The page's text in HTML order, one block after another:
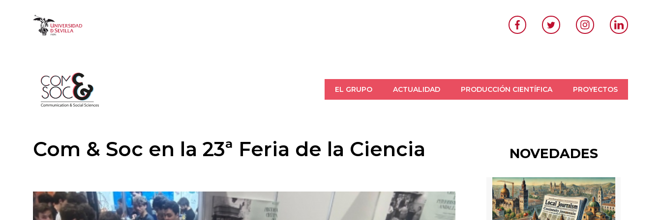
Image
EL GRUPO
Líneas
de
investigación
Visión
Valores
ACTUALIDAD PRODUCCIÓN CIENTÍFICA PROYECTOS
Com & Soc en la 23ª Feria de la Ciencia
Image
NOVEDADES